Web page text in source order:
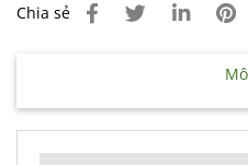
Chia sẻ